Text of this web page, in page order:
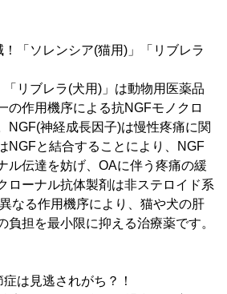
「ソレンシア(猫用)」「リブレラ
「リブレラ(犬用)」は動物用医薬品
の作用機序による抗NGFモノクロ
NGF(神経成長因子)は慢性疼痛に関
NGFと結合することにより、NGF
ル伝達を妨げ、OAに伴う疼痛の緩
ローナル抗体製剤は非ステロイド系
なる作用機序により、猫や犬の肝
負担を最小限に抑える治療薬です。
は見逃されがち？！